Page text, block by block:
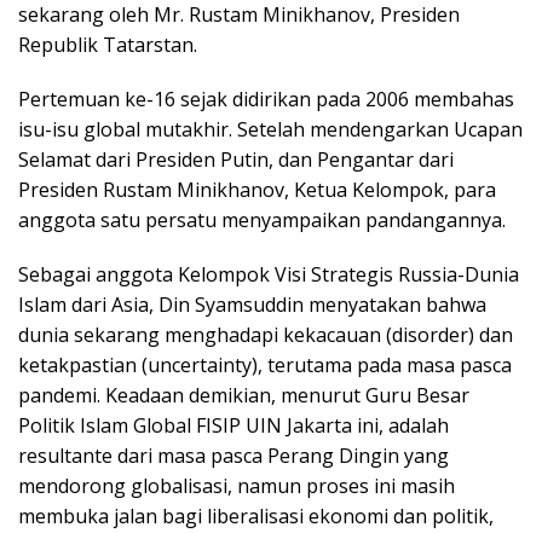
sekarang oleh Mr. Rustam Minikhanov, Presiden
Republik Tatarstan.
Pertemuan ke-16 sejak didirikan pada 2006 membahas
isu-isu global mutakhir. Setelah mendengarkan Ucapan
Selamat dari Presiden Putin, dan Pengantar dari
Presiden Rustam Minikhanov, Ketua Kelompok, para
anggota satu persatu menyampaikan pandangannya.
Sebagai anggota Kelompok Visi Strategis Russia-Dunia
Islam dari Asia, Din Syamsuddin menyatakan bahwa
dunia sekarang menghadapi kekacauan (disorder) dan
ketakpastian (uncertainty), terutama pada masa pasca
pandemi. Keadaan demikian, menurut Guru Besar
Politik Islam Global FISIP UIN Jakarta ini, adalah
resultante dari masa pasca Perang Dingin yang
mendorong globalisasi, namun proses ini masih
membuka jalan bagi liberalisasi ekonomi dan politik,